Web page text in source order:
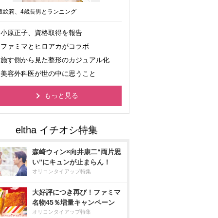
絵莉、4歳長男とランニング
小原正子、資格取得を報告
ファミマとヒロアカがコラボ
施す側から見た整形のカジュアル化
美容外科医が世の中に思うこと
もっと見る
森崎ウィン×向井康二“両片思
い”にキュンが止まらん！
オリコンタイアップ特集
大好評につき再び！ファミマ
名物45％増量キャンペーン
オリコンタイアップ特集